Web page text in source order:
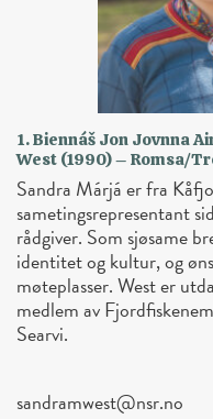
1. Biennáš Jon Jovnna
West (1990) – Romsa/
Sandra Márjá er fra
sametingsrepresentant
rådgiver. Som sjøsame
identitet og kultur, og
møteplasser. West er
medlem av
Searvi.
sandramwest@nsr.no